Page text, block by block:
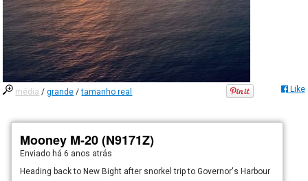
média /grande /tamanho real Like
Mooney M-20 (N9171Z)
Enviado há6 anos atrás
Heading back to New Bight after snorkel trip to Governor's Harbour